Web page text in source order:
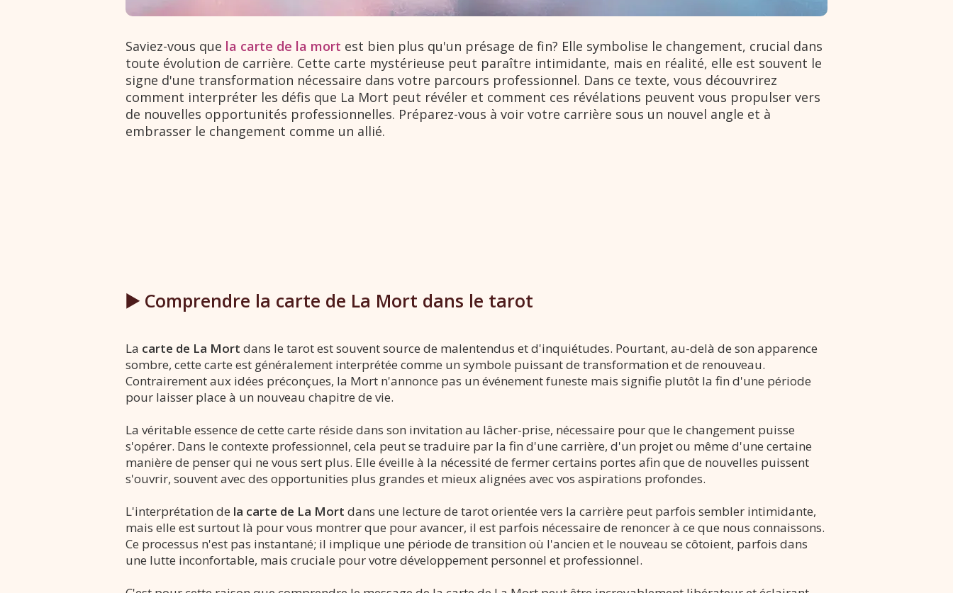
Saviez-vous que la carte de la mort est bien plus qu'un présage de fin? Elle symbolise le changement, crucial dans
toute évolution de carrière. Cette carte mystérieuse peut paraître intimidante, mais en réalité, elle est souvent le
signe d'une transformation nécessaire dans votre parcours professionnel. Dans ce texte, vous découvrirez
comment interpréter les défis que La Mort peut révéler et comment ces révélations peuvent vous propulser vers
de nouvelles opportunités professionnelles. Préparez-vous à voir votre carrière sous un nouvel angle et à
embrasser le changement comme un allié.
▶️ Comprendre la carte de La Mort dans le tarot
La carte de La Mort dans le tarot est souvent source de malentendus et d'inquiétudes. Pourtant, au-delà de son apparence
sombre, cette carte est généralement interprétée comme un symbole puissant de transformation et de renouveau.
Contrairement aux idées préconçues, la Mort n'annonce pas un événement funeste mais signifie plutôt la fin d'une période
pour laisser place à un nouveau chapitre de vie.
La véritable essence de cette carte réside dans son invitation au lâcher-prise, nécessaire pour que le changement puisse
s'opérer. Dans le contexte professionnel, cela peut se traduire par la fin d'une carrière, d'un projet ou même d'une certaine
manière de penser qui ne vous sert plus. Elle éveille à la nécessité de fermer certains portes afin que de nouvelles puissent
s'ouvrir, souvent avec des opportunities plus grandes et mieux alignées avec vos aspirations profondes.
L'interprétation de la carte de La Mort dans une lecture de tarot orientée vers la carrière peut parfois sembler intimidante,
mais elle est surtout là pour vous montrer que pour avancer, il est parfois nécessaire de renoncer à ce que nous connaissons.
Ce processus n'est pas instantané; il implique une période de transition où l'ancien et le nouveau se côtoient, parfois dans
une lutte inconfortable, mais cruciale pour votre développement personnel et professionnel.